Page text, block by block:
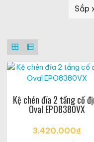
Kệ chén đĩa 2 tầng cố
Oval EPO8380VX
3,420,000₫